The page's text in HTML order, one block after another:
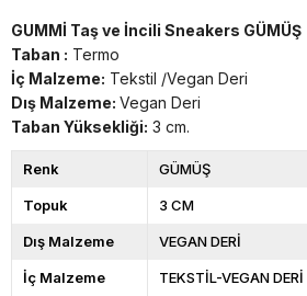
GUMMİ Taş ve İncili Sneakers GÜMÜŞ
Taban : Termo
İç Malzeme: Tekstil /Vegan Deri
Dış Malzeme: Vegan Deri
Taban Yüksekliği: 3 cm.
Renk GÜMÜŞ
Topuk 3 CM
Dış Malzeme VEGAN DERİ
İç Malzeme TEKSTİL-VEGAN DERİ